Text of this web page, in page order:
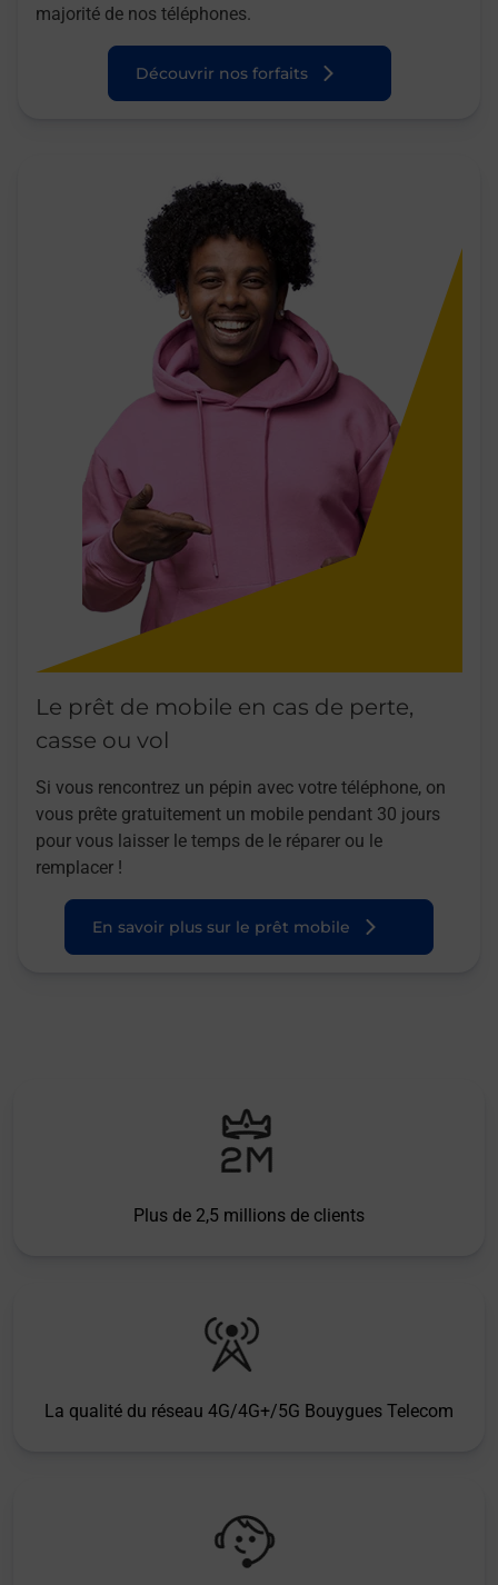
majorité de nos téléphones.
Découvrir nos forfaits
Le prêt de mobile en cas de perte,
casse ou vol
Si vous rencontrez un pépin avec votre téléphone, on
vous prête gratuitement un mobile pendant 30 jours
pour vous laisser le temps de le réparer ou le
remplacer !
En savoir plus sur le prêt mobile
Plus de 2,5 millions de clients
La qualité du réseau 4G/4G+/5G Bouygues Telecom